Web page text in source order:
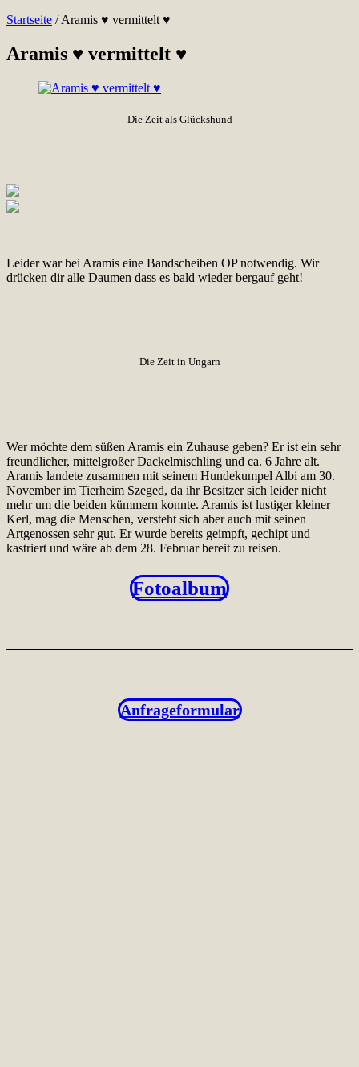
Startseite /Aramis ♥ vermittelt ♥
Aramis ♥ vermittelt ♥
Die Zeit als Glückshund
Leider war bei Aramis eine Bandscheiben OP notwendig. Wir
drücken dir alle Daumen dass es bald wieder bergauf geht!
Die Zeit in Ungarn
Wer möchte dem süßen Aramis ein Zuhause geben? Er ist ein sehr
freundlicher, mittelgroßer Dackelmischling und ca. 6 Jahre alt.
Aramis landete zusammen mit seinem Hundekumpel Albi am 30.
November im Tierheim Szeged, da ihr Besitzer sich leider nicht
mehr um die beiden kümmern konnte. Aramis ist lustiger kleiner
Kerl, mag die Menschen, versteht sich aber auch mit seinen
Artgenossen sehr gut. Er wurde bereits geimpft, gechipt und
kastriert und wäre ab dem 28. Februar bereit zu reisen.
Fotoalbum
Anfrageformular